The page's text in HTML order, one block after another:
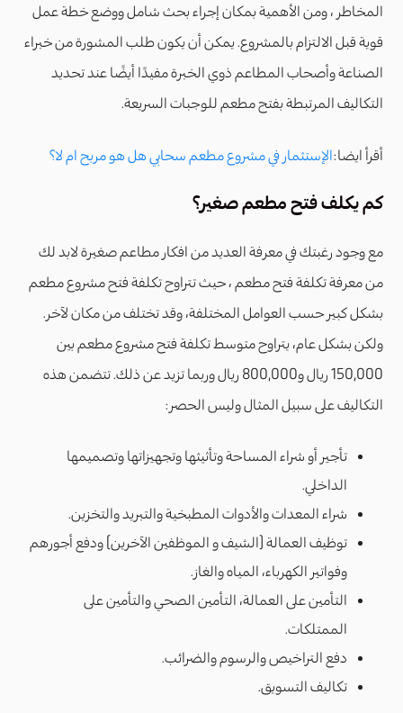
المخاطر ، ومن الأهمية بمكان إجراء بحث شامل ووضع خطة عمل
قوية قبل الالتزام بالمشروع. يمكن أن يكون طلب المشورة من خبراء
الصناعة وأصحاب المطاعم ذوي الخبرة مفيدًا أيضًا عند تحديد
التكاليف المرتبطة بفتح مطعم للوجبات السريعة.
أقرأ ايضا:الإستثمار في مشروع مطعم سحابي هل هو مربح ام لا؟
كم يكلف فتح مطعم صغير؟
مع وجود رغبتك في معرفة العديد من افكار مطاعم صغيرة لابد لك
من معرفة تكلفة فتح مطعم ، حيث تتراوح تكلفة فتح مشروع مطعم
بشكل كبير حسب العوامل المختلفة، وقد تختلف من مكان لآخر.
ولكن بشكل عام، يتراوح متوسط ​​تكلفة فتح مشروع مطعم بين
150,000 ريال و800,000 ريال وربما تزيد عن ذلك. تتضمن هذه
التكاليف على سبيل المثال وليس الحصر:
تأجير أو شراء المساحة وتأثيثها وتجهيزاتها وتصميمها
الداخلي.
شراء المعدات والأدوات المطبخية والتبريد والتخزين.
توظيف العمالة (الشيف و الموظفين الآخرين) ودفع أجورهم
وفواتير الكهرباء، المياه والغاز.
التأمين على العمالة، التأمين الصحي والتأمين على
الممتلكات.
دفع التراخيص والرسوم والضرائب.
تكاليف التسويق.